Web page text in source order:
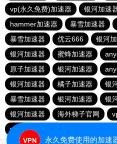
vp(永久免费)加速器
银河加速
hammer加速器
暴雪加速器
暴雪加速器
优云666 银河
银河加速器
蜜蜂加速器
原子加速器
银河加速器
银河加速器
橘子加速器 银
暴雪加速器
银河加速器 银
银河加速器
海外梯子官网
vp(永久免费)加速器
永久免费使用的加速